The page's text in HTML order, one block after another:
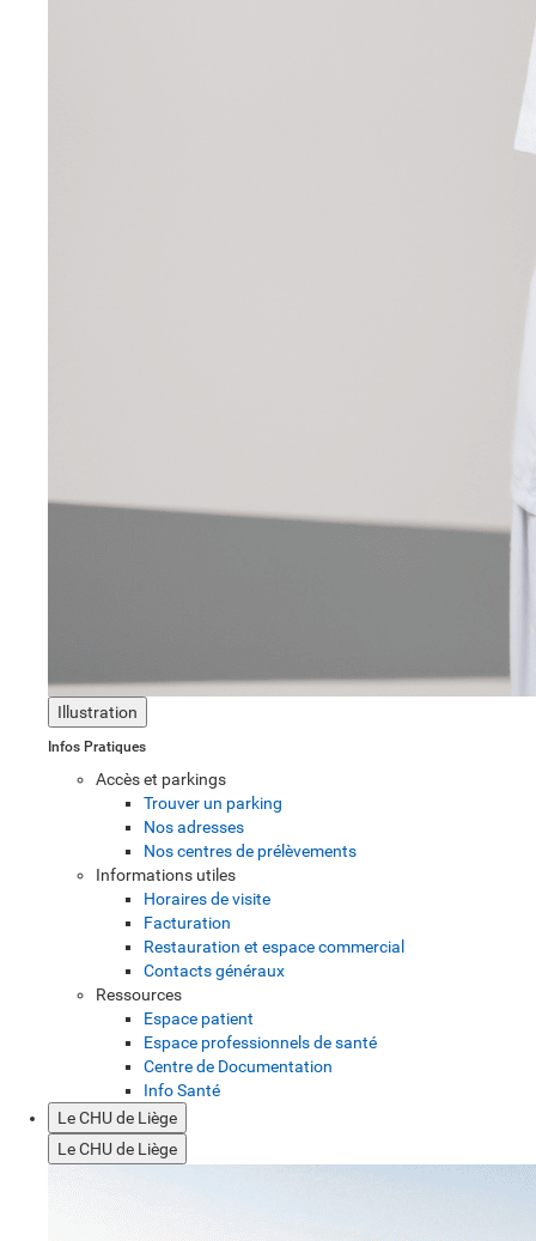
Illustration
Infos Pratiques
Accès et parkings
Trouver un parking
Nos adresses
Nos centres de prélèvements
Informations utiles
Horaires de visite
Facturation
Restauration et espace commercial
Contacts généraux
Ressources
Espace patient
Espace professionnels de santé
Centre de Documentation
Info Santé
Le CHU de Liège
Le CHU de Liège